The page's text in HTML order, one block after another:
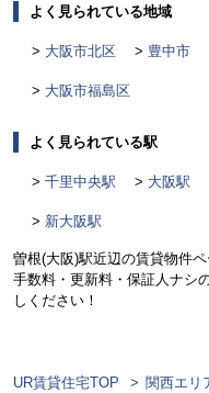
よく見られている地域
大阪市北区 豊中市
大阪市福島区
よく見られている駅
千里中央駅 大阪駅
新大阪駅
曽根(大阪)駅近辺の賃貸物件
手数料・更新料・保証人ナシ
しください！
UR賃貸住宅TOP 関西エリ